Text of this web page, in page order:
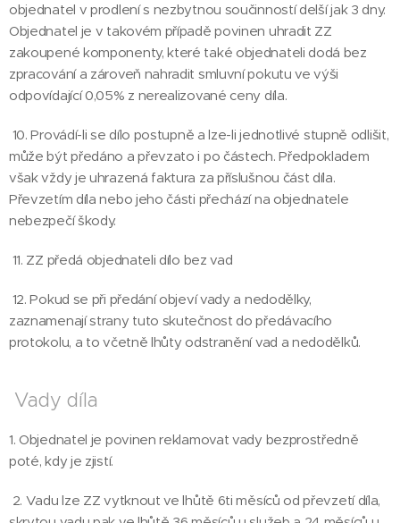
objednatel v prodlení s nezbytnou součinností delší jak 3 dny.
Objednatel je v takovém případě povinen uhradit ZZ
zakoupené komponenty, které také objednateli dodá bez
zpracování a zároveň nahradit smluvní pokutu ve výši
odpovídající 0,05% z nerealizované ceny díla.
10. Provádí-li se dílo postupně a lze-li jednotlivé stupně odlišit,
může být předáno a převzato i po částech. Předpokladem
však vždy je uhrazená faktura za příslušnou část díla.
Převzetím díla nebo jeho části přechází na objednatele
nebezpečí škody.
11. ZZ předá objednateli dílo bez vad
12. Pokud se při předání objeví vady a nedodělky,
zaznamenají strany tuto skutečnost do předávacího
protokolu, a to včetně lhůty odstranění vad a nedodělků.
Vady díla
1. Objednatel je povinen reklamovat vady bezprostředně
poté, kdy je zjistí.
2. Vadu lze ZZ vytknout ve lhůtě 6ti měsíců od převzetí díla,